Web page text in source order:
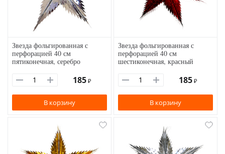
Звезда фольгированная с
перфорацией 40 см
пятиконечная, серебро
185 ₽
В корзину
Звезда фольгированная с
перфорацией 40 см
шестиконечная, красный
185 ₽
В корзину